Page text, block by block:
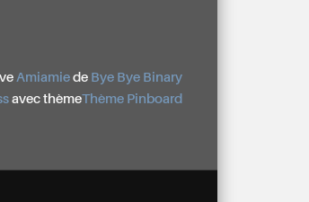
Amiamiede Bye Bye Binary
avec thèmeThème Pinboard